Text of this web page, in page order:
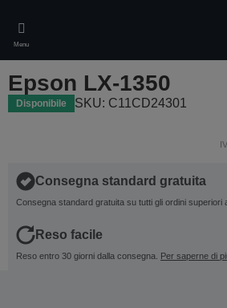
main
content
Menu
Epson LX-1350
Disponibile SKU: C11CD24301
Consegna standard gratuita
Consegna standard gratuita su tutti gli ordini superiori
Reso facile
Reso entro 30 giorni dalla consegna. Per saperne di